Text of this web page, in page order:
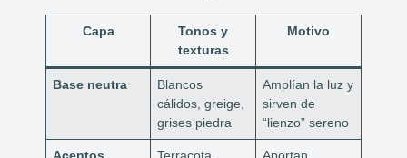
Capa
Tonos y
texturas
Motivo
Base neutra
Blancos
cálidos, greige,
grises piedra
Amplían la luz y
sirven de
“lienzo” sereno
Acentos
Terracota
Aportan